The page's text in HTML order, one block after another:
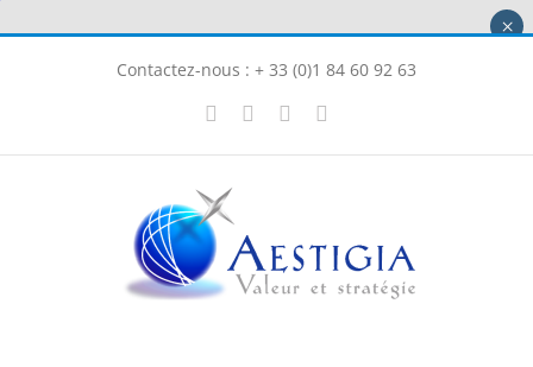
Contactez-nous : + 33 (0)1 84 60 92 63
LinkedInInstagram
×